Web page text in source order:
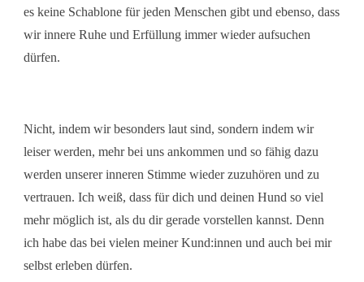
es keine Schablone für jeden Menschen gibt und ebenso, dass
wir innere Ruhe und Erfüllung immer wieder aufsuchen
dürfen.
Nicht, indem wir besonders laut sind, sondern indem wir
leiser werden, mehr bei uns ankommen und so fähig dazu
werden unserer inneren Stimme wieder zuzuhören und zu
vertrauen. Ich weiß, dass für dich und deinen Hund so viel
mehr möglich ist, als du dir gerade vorstellen kannst. Denn
ich habe das bei vielen meiner Kund:innen und auch bei mir
selbst erleben dürfen.